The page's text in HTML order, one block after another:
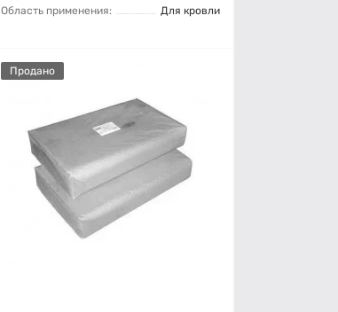
Область применения:
Для кровли
Продано